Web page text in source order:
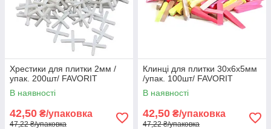
Хрестики для плитки 2мм /
упак. 200шт/ FAVORIT
В наявності
42,50 ₴/упаковка
47,22 ₴/упаковка
Клинці для плитки 30х6х5мм
/упак. 100шт/ FAVORIT
В наявності
42,50 ₴/упаковка
47,22 ₴/упаковка